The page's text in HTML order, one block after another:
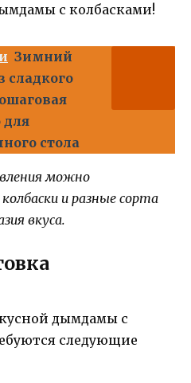
с колбасками!
Зимний
сладкого
для
стола
можно
и разные сорта
вкуса.
дымдамы с
следующие